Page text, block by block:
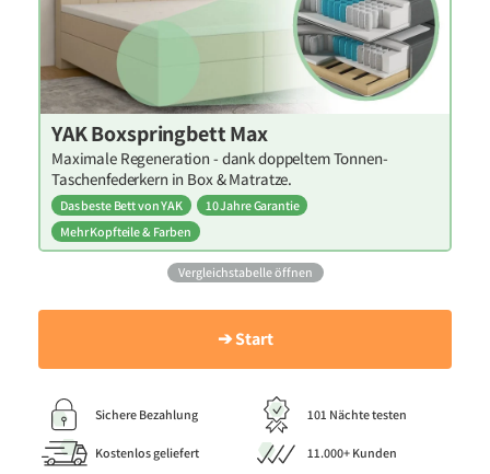
YAK Boxspringbett Max
Maximale Regeneration - dank doppeltem Tonnen-
Taschenfederkern in Box & Matratze.
Das beste Bett von YAK
10 Jahre Garantie
Mehr Kopfteile & Farben
Vergleichstabelle öffnen
➔ Start
Sichere Bezahlung 101 Nächte testen
Kostenlos geliefert 11.000+ Kunden